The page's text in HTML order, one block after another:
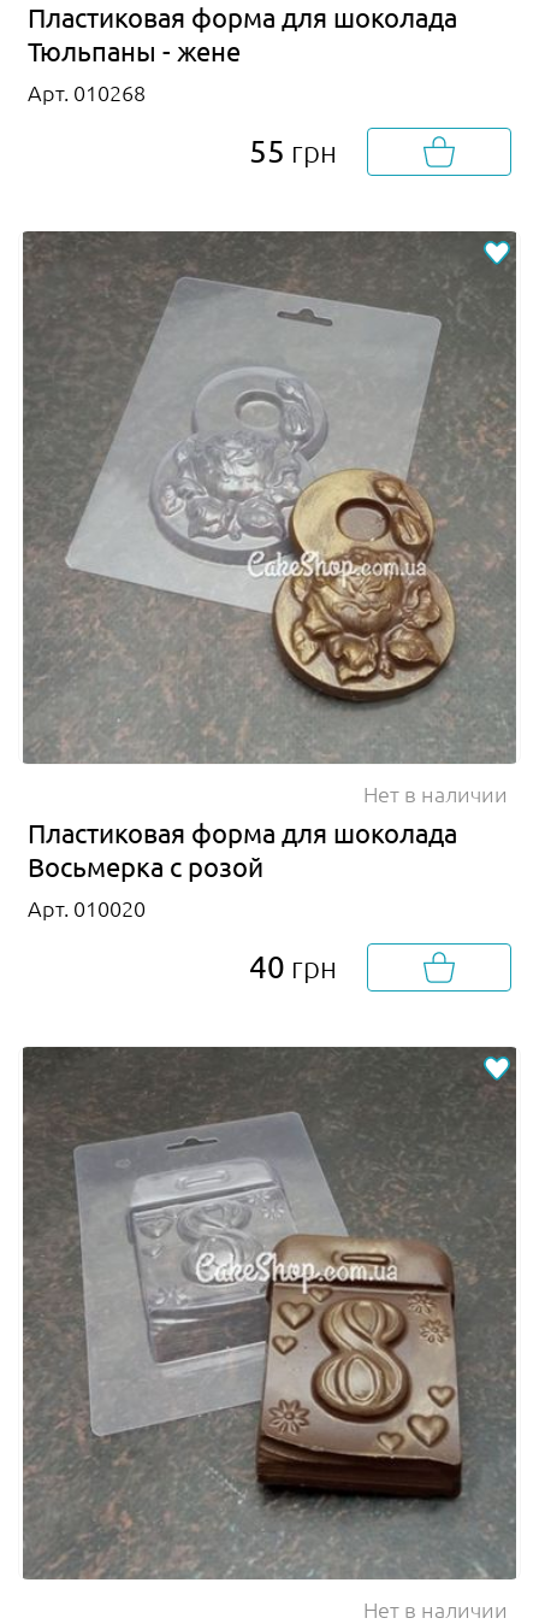
Пластиковая форма для шоколада
Тюльпаны - жене
Арт. 010268
55 грн
Нет в наличии
Пластиковая форма для шоколада
Восьмерка с розой
Арт. 010020
40 грн
Нет в наличии